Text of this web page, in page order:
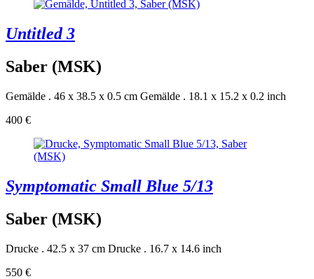
Untitled 3
Saber (MSK)
Gemälde . 46 x 38.5 x 0.5 cm Gemälde . 18.1 x 15.2 x 0.2 inch
400 €
Symptomatic Small Blue 5/13
Saber (MSK)
Drucke . 42.5 x 37 cm Drucke . 16.7 x 14.6 inch
550 €